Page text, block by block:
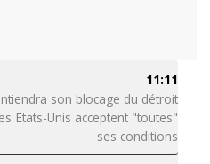
11:11
son blocage du détroit
Etats-Unis acceptent "toutes"
ses conditions